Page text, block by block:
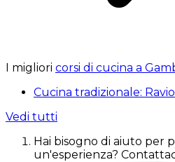
I migliori corsi di cucina a
Cucina tradizionale:
Vedi tutti
Hai bisogno di aiuto per
un'esperienza?